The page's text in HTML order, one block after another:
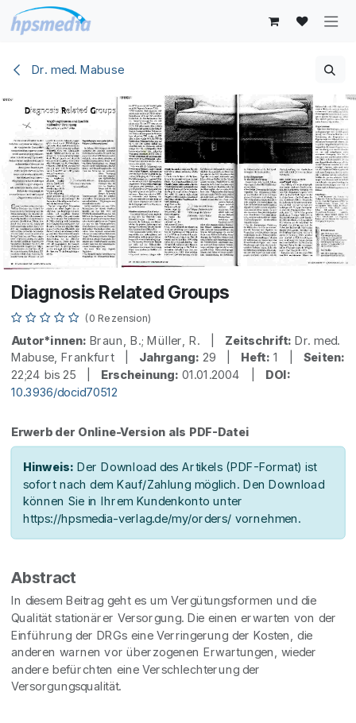
Zum Inhalt springen
Dr. med. Mabuse
Diagnosis Related Groups
(0 Rezension)
Autor*innen: Braun, B.; Müller, R. | Zeitschrift: Dr. med.
Mabuse, Frankfurt | Jahrgang: 29 | Heft: 1 | Seiten:
22;24 bis 25 | Erscheinung: 01.01.2004 | DOI:
10.3936/docid70512
Erwerb der Online-Version als PDF-Datei
Hinweis: Der Download des Artikels (PDF-Format) ist
sofort nach dem Kauf/Zahlung möglich. Den Download
können Sie in Ihrem Kundenkonto unter
https://hpsmedia-verlag.de/my/orders/ vornehmen.
Abstract
In diesem Beitrag geht es um Vergütungsformen und die
Qualität stationärer Versorgung. Die einen erwarten von der
Einführung der DRGs eine Verringerung der Kosten, die
anderen warnen vor überzogenen Erwartungen, wieder
andere befürchten eine Verschlechterung der
Versorgungsqualität.